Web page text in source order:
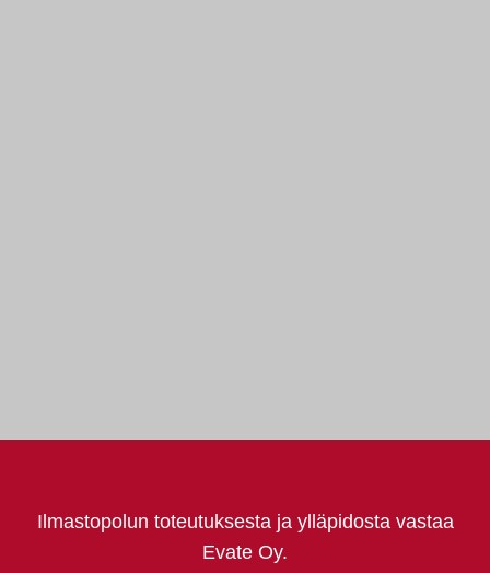
Ilmastopolun toteutuksesta ja ylläpidosta vastaa
Evate Oy.